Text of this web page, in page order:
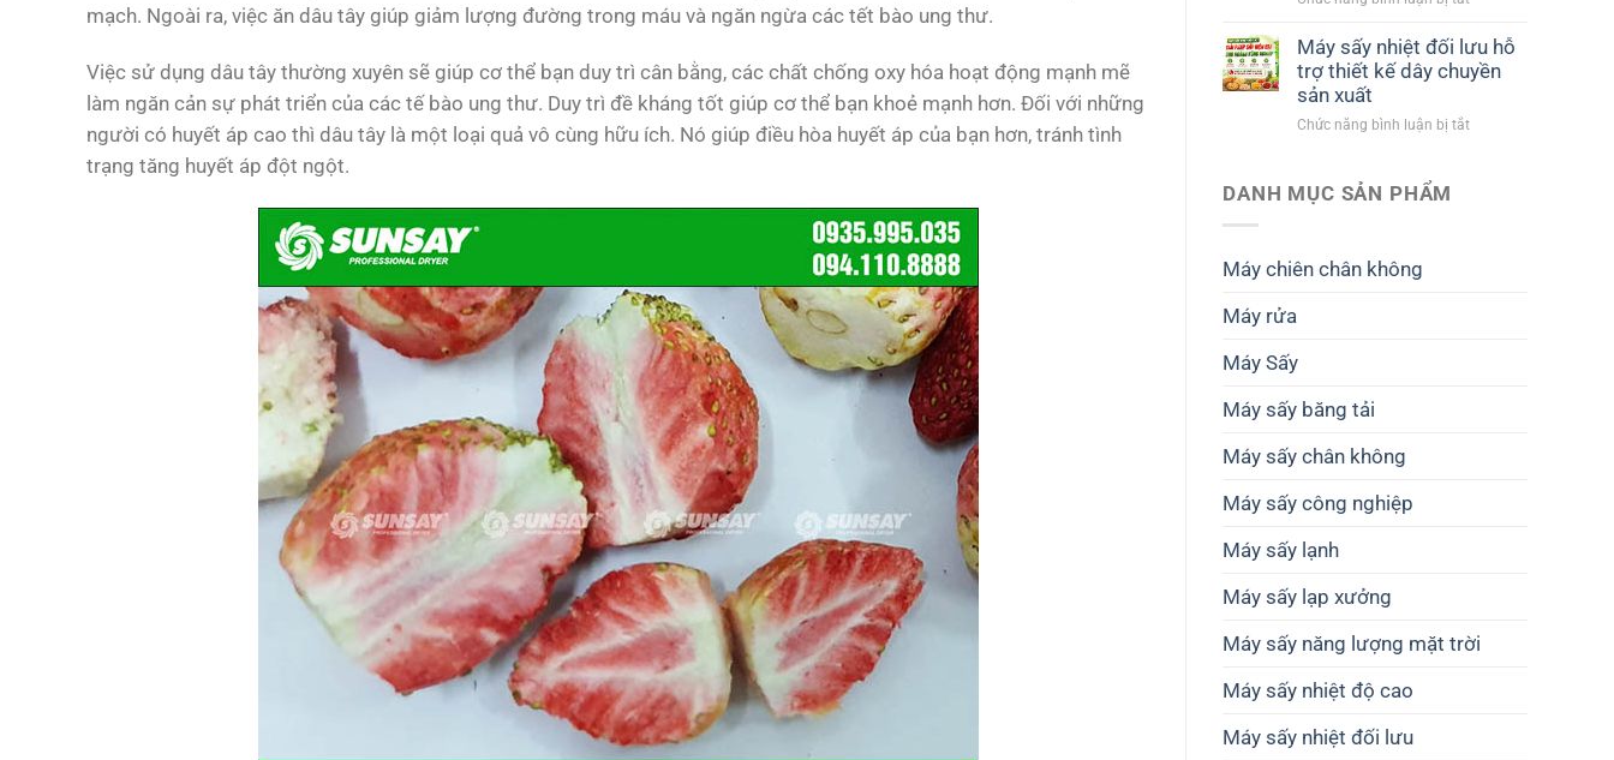
mạch. Ngoài ra, việc ăn dâu tây giúp giảm lượng đường trong máu và ngăn ngừa các tết bào ung thư.
Việc sử dụng dâu tây thường xuyên sẽ giúp cơ thể bạn duy trì cân bằng, các chất chống oxy hóa hoạt động mạnh mẽ
làm ngăn cản sự phát triển của các tế bào ung thư. Duy trì đề kháng tốt giúp cơ thể bạn khoẻ mạnh hơn. Đối với những
người có huyết áp cao thì dâu tây là một loại quả vô cùng hữu ích. Nó giúp điều hòa huyết áp của bạn hơn, tránh tình
trạng tăng huyết áp đột ngột.
nông
sản
xuất
và
trình
sấy
khô
nguyên
Máy sấy nhiệt đối lưu hỗ
trợ thiết kế dây chuyền
sản xuất
Chức năng bình luận bị tắtở
DANH MỤC SẢN PHẨM
Máy chiên chân không
Máy rửa
Máy Sấy
Máy sấy băng tải
Máy sấy chân không
Máy sấy công nghiệp
Máy sấy lạnh
Máy sấy lạp xưởng
Máy sấy năng lượng mặt trời
Máy sấy nhiệt độ cao
Máy sấy nhiệt đối lưu